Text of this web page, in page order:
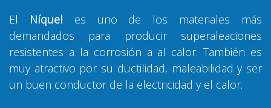
El Níquel es uno de los materiales más
demandados para producir superaleaciones
resistentes a la corrosión a al calor. También es
muy atractivo por su ductilidad, maleabilidad y ser
un buen conductor de la electricidad y el calor.